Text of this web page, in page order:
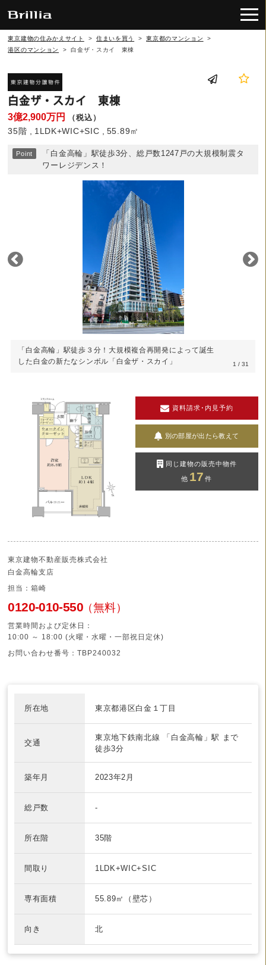
東京建物の住みかえサイト > 住まいを買う > 東京都のマンション
>
港区のマンション
> 白金ザ・スカイ 東棟
白金ザ・スカイ 東棟
3億2,900万円 （税込）
35階 1LDK+WIC+SIC 55.89㎡
「白金高輪」駅徒歩3分、総戸数1247戸の大規模制震タ
ワーレジデンス！
「白金高輪」駅徒歩３分！大規模複合再開発によって誕生
した白金の新たなシンボル「白金ザ・スカイ」
1 / 31
資料請求･内見予約
別の部屋が出たら教えて
同じ建物の販売中物件
他 17 件
東京建物不動産販売株式会社
白金高輪支店
担当：箱崎
0120-010-550（無料）
営業時間および定休日：
10:00 ～ 18:00 (火曜・水曜・一部祝日定休)
お問い合わせ番号：TBP240032
所在地 東京都港区白金１丁目
交通
東京地下鉄南北線
「白金高輪」駅 まで
徒歩3分
築年月 2023年2月
総戸数 -
所在階 35階
間取り 1LDK+WIC+SIC
専有面積 55.89㎡（壁芯）
向き 北